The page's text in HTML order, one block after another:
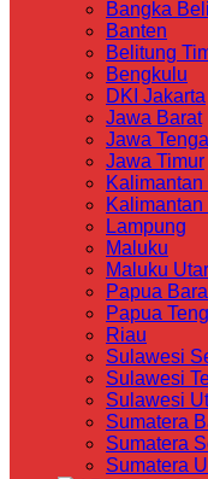
Bangka
Banten
Belitung
Bengkulu
DKI Jakarta
Jawa Barat
Jawa
Jawa Timur
Kalimantan
Kalimantan
Lampung
Maluku
Maluku
Papua
Papua
Riau
Sulawesi
Sulawesi
Sulawesi
Sumatera
Sumatera
Sumatera